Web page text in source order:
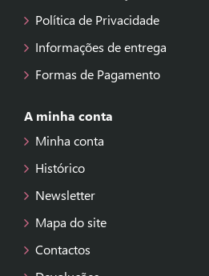
Política de Privacidade
Informações de entrega
Formas de Pagamento
A minha conta
Minha conta
Histórico
Newsletter
Mapa do site
Contactos